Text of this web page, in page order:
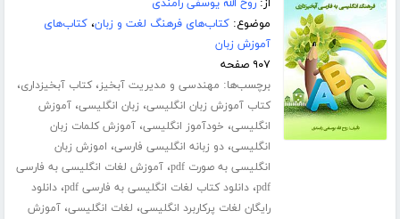
موضوع:کتاب‌های فرهنگ لغت و زبان،کتاب‌های
آموزش زبان
۹۰۷ صفحه
برچسب‌ها: مهندسی و مدیریت آبخیز،کتاب آبخیزداری،
کتاب آموزش زبان انگلیسی، زبان انگلیسی،آموزش
انگلیسی، خودآموز انگلیسی،آموزش کلمات زبان
انگلیسی،دو زبانه انگلیسی فارسی، اموزش زبان
انگلیسی به صورت pdf
،آموزش لغات انگلیسی به فارسی
pdf،دانلود کتاب لغات انگلیسی به فارسی pdf ،دانلود
رایگان لغات پرکاربرد انگلیسی، لغات انگلیسی،آموزش